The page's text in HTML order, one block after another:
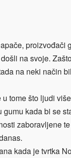
proizvođači
na svoje.
na neki način
tome što ljudi
kada bi se
zaboravljene
kada je tvrtka